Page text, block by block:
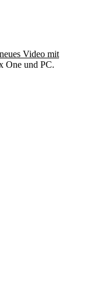
neues Video mit
One und PC.